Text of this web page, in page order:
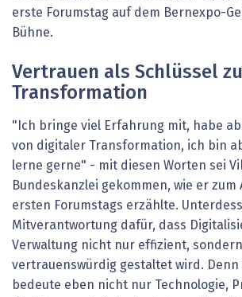
erste Forumstag auf dem Bernexpo-
Bühne.
Vertrauen als Schlüssel
Transformation
"Ich bringe viel Erfahrung mit, habe
von digitaler Transformation, ich bin
lerne gerne" - mit diesen Worten sei
Bundeskanzlei gekommen, wie er zum
ersten Forumstags erzählte.
Mitverantwortung dafür, dass
Verwaltung nicht nur effizient,
vertrauenswürdig gestaltet wird.
bedeute eben nicht nur Technologie,